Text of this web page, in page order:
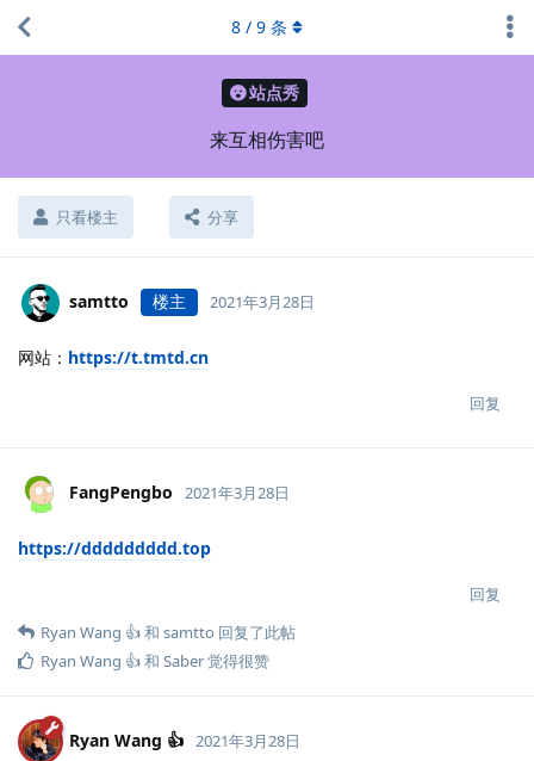
站点秀
来互相伤害吧
只看楼主 分享
8 / 9 条
samtto 楼主 2021年3月28日
网站： https://t.tmtd.cn
回复
FangPengbo 2021年3月28日
https://ddddddddd.top
回复
Ryan Wang 👍和 samtto 回复了此帖
Ryan Wang 👍和 Saber觉得很赞
Ryan Wang 👍 2021年3月28日